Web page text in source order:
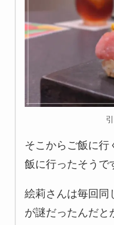
そこからご飯に行
飯に行ったそうで
絵莉さんは毎回同
が謎だったんだと